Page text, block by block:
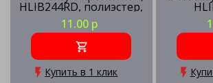
HLIB244RD, полиэстер,
244см, красный
11.00 р
Купить в 1 клик